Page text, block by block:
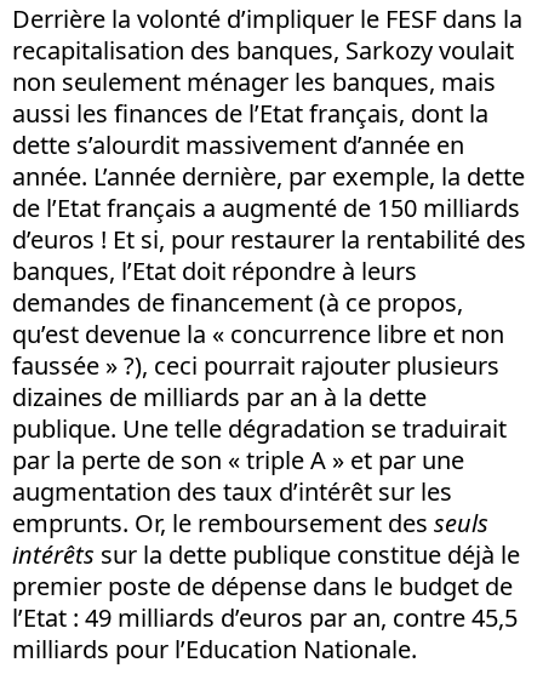
Derrière la volonté d’impliquer le FESF dans la
recapitalisation des banques, Sarkozy voulait
non seulement ménager les banques, mais
aussi les finances de l’Etat français, dont la
dette s’alourdit massivement d’année en
année. L’année dernière, par exemple, la dette
de l’Etat français a augmenté de 150 milliards
d’euros ! Et si, pour restaurer la rentabilité des
banques, l’Etat doit répondre à leurs
demandes de financement (à ce propos,
qu’est devenue la « concurrence libre et non
faussée » ?), ceci pourrait rajouter plusieurs
dizaines de milliards par an à la dette
publique. Une telle dégradation se traduirait
par la perte de son « triple A » et par une
augmentation des taux d’intérêt sur les
emprunts. Or, le remboursement des seuls
intérêts sur la dette publique constitue déjà le
premier poste de dépense dans le budget de
l’Etat : 49 milliards d’euros par an, contre 45,5
milliards pour l’Education Nationale.